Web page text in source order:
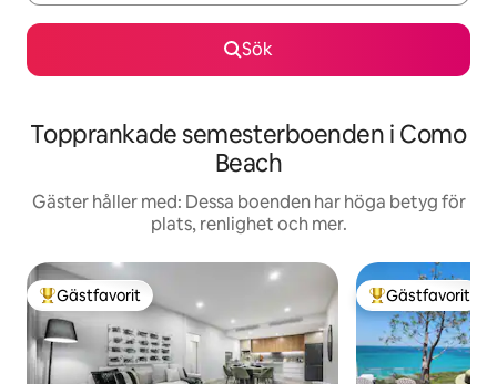
Sök
Topprankade semesterboenden i Como
Beach
Gäster håller med: Dessa boenden har höga betyg för
plats, renlighet och mer.
Populär gästfavorit
Gästfavorit Populär
Gästfavorit